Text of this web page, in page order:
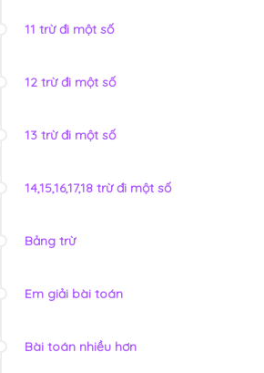
11 trừ đi một số
12 trừ đi một số
13 trừ đi một số
14,15,16,17,18 trừ đi một số
Bảng trừ
Em giải bài toán
Bài toán nhiều hơn